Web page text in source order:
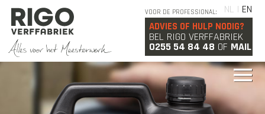
NL | EN
VOOR DE PROFESSIONAL:
ADVIES OF HULP NODIG?
BEL RIGO VERFFABRIEK
0255 54 84 48 OF MAIL